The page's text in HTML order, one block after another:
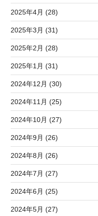
2025年4月 (28)
2025年3月 (31)
2025年2月 (28)
2025年1月 (31)
2024年12月 (30)
2024年11月 (25)
2024年10月 (27)
2024年9月 (26)
2024年8月 (26)
2024年7月 (27)
2024年6月 (25)
2024年5月 (27)